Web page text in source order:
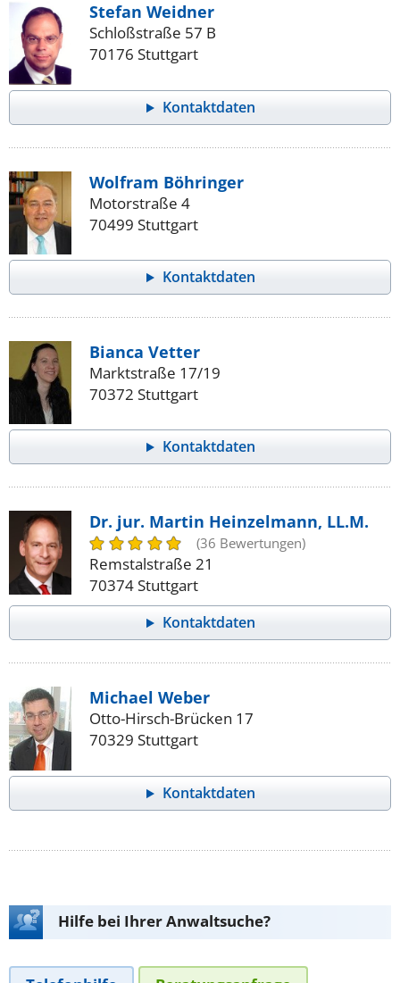
Stefan Weidner
Schloßstraße 57 B
70176 Stuttgart
Kontaktdaten
Wolfram Böhringer
Motorstraße 4
70499 Stuttgart
Kontaktdaten
Bianca Vetter
Marktstraße 17/19
70372 Stuttgart
Kontaktdaten
Dr. jur. Martin Heinzelmann, LL.M.
(36 Bewertungen)
Remstalstraße 21
70374 Stuttgart
Kontaktdaten
Michael Weber
Otto-Hirsch-Brücken 17
70329 Stuttgart
Kontaktdaten
Hilfe bei Ihrer Anwaltsuche?